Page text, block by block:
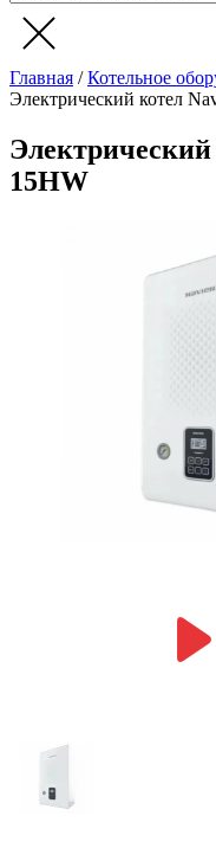
Главная /Котельное
Электрический котел
15HW